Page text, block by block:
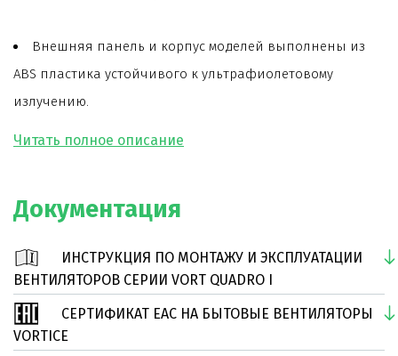
Внешняя панель и корпус моделей выполнены из
ABS пластика устойчивого к ультрафиолетовому
излучению.
клапаном.
Модель имеет скрытое исполнение.
Быстрый и простой монтаж.
Класс защиты вентилятора – IPX4.
Документация
ИНСТРУКЦИЯ ПО МОНТАЖУ И ЭКСПЛУАТАЦИИ
ВЕНТИЛЯТОРОВ СЕРИИ VORT QUADRO I
СЕРТИФИКАТ EAC НА БЫТОВЫЕ ВЕНТИЛЯТОРЫ
VORTICE